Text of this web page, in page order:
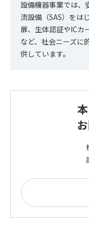
設備機器事業では、
流設備（SAS）をは
扉、生体認証やICカ
など、社会ニーズに
供しています。